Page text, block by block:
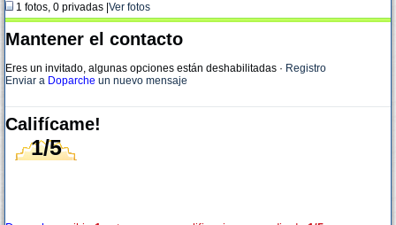
1 fotos, 0 privadas | Ver fotos
Mantener el contacto
Eres un invitado, algunas opciones están deshabilitadas · Registro
Enviar a Doparche un nuevo mensaje
Califícame!
1/5